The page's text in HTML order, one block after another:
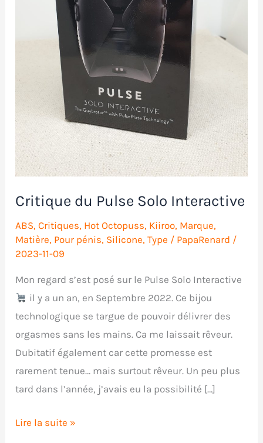
Critique du Pulse Solo Interactive
ABS,Critiques, Hot Octopuss, Kiiroo, Marque,
Matière, Pour pénis, Silicone,Type / PapaRenard /
2023-11-09
Mon regard s’est posé sur le Pulse Solo Interactive
il y a un an, en Septembre 2022. Ce bijou
technologique se targue de pouvoir délivrer des
orgasmes sans les mains. Ca me laissait rêveur.
Dubitatif également car cette promesse est
rarement tenue… mais surtout rêveur. Un peu plus
tard dans l’année, j’avais eu la possibilité […]
Critique
Lire la suite »